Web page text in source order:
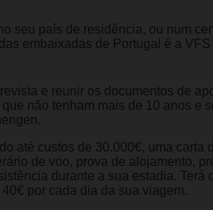
seu país de residência, ou num
embaixadas de Portugal é a
e reunir os documentos de
não tenham mais de 10 anos e
até custos de 30.000€, uma carta
de voo, prova de alojamento,
durante a sua estadia. Terá
por cada dia da sua viagem.